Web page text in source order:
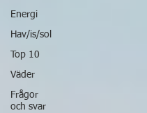
Energi
Hav/is/sol
Top 10
Väder
Frågor
och svar